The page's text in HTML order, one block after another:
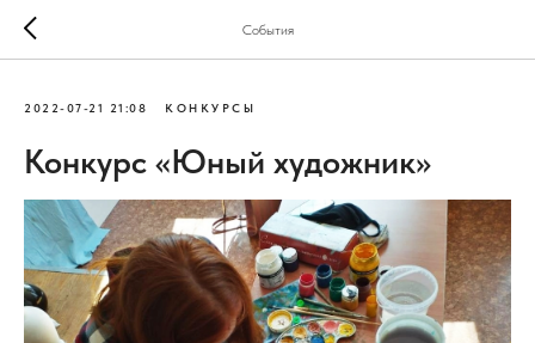
События
2022-07-21 21:08 КОНКУРСЫ
Конкурс «Юный художник»